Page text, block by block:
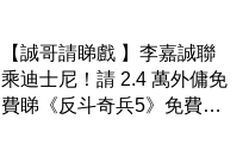
【誠哥請睇戲 】李嘉誠聯
乘迪士尼！請 2.4 萬外傭免
費睇《反斗奇兵5》免費包